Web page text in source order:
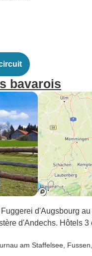
bavarois
d'Augsbourg
d'Andechs. Hôtels 3
am Staffelsee , Fussen